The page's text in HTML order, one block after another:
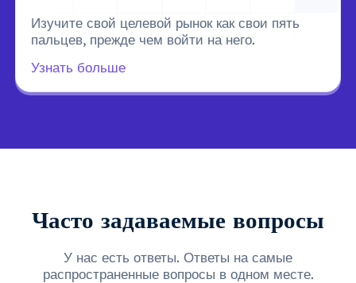
Изучите свой целевой рынок как свои пять
пальцев, прежде чем войти на него.
Узнать больше
Часто задаваемые вопросы
У нас есть ответы. Ответы на самые
распространенные вопросы в одном месте.